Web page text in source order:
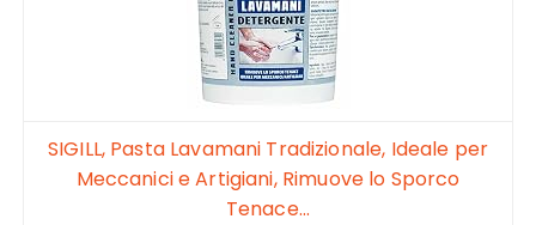
SIGILL, Pasta Lavamani Tradizionale, Ideale per
Meccanici e Artigiani, Rimuove lo Sporco
Tenace...